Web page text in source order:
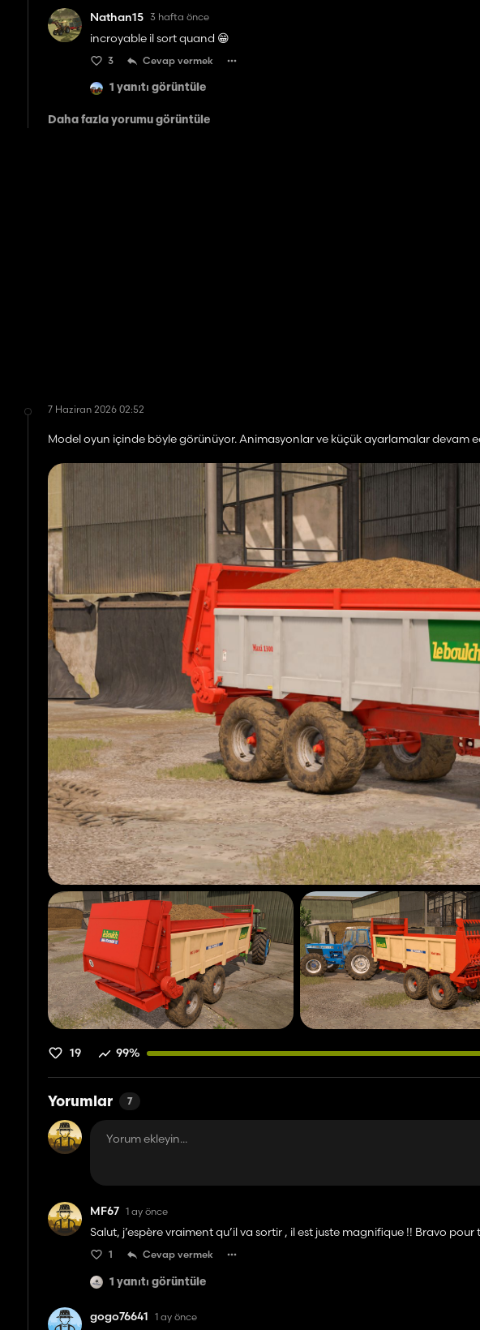
Nathan15 3 hafta önce
incroyable il sort quand 😁
3 Cevap vermek
1 yanıtı görüntüle
Daha fazla yorumu görüntüle
7 Haziran 2026 02:52
Model oyun içinde böyle görünüyor. Animasyonlar ve küçük ayarlamalar devam
19 99%
Yorumlar 7
MF67 1 ay önce
Salut, j’espère vraiment qu’il va sortir , il est juste magnifique !! Bravo
1 Cevap vermek
1 yanıtı görüntüle
gogo76641 1 ay önce